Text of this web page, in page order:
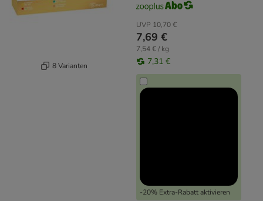
8 Varianten
UVP 10,70 €
7,69 €
7,54 € / kg
7,31 €
-20% Extra-Rabatt aktivieren